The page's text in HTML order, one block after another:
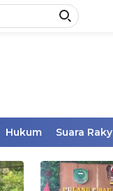
Hukum Suara